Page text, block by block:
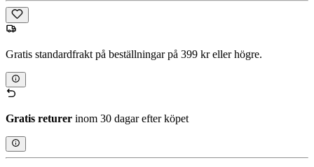
Gratis standardfrakt på beställningar på 399 kr eller högre.
Gratis returer inom 30 dagar efter köpet